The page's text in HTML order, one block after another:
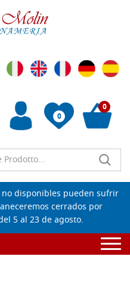
0
vacía
0
no disponibles pueden sufrir
cerrados por
5 al 23 de agosto.